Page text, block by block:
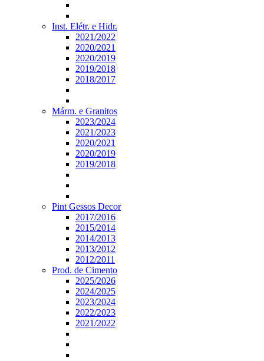
Inst. Elétr. e Hidr.
2021/2022
2020/2021
2020/2019
2019/2018
2018/2017
Márm. e Granitos
2023/2024
2021/2023
2020/2021
2020/2019
2019/2018
Pint Gessos Decor
2017/2016
2015/2014
2014/2013
2013/2012
2012/2011
Prod. de Cimento
2025/2026
2024/2025
2023/2024
2022/2023
2021/2022